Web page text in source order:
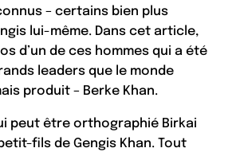
– certains bien plus
lui-même. Dans cet article,
d’un de ces hommes qui a été
leaders que le monde
produit – Berke Khan.
peut être orthographié Birkai
fils de Gengis Khan. Tout